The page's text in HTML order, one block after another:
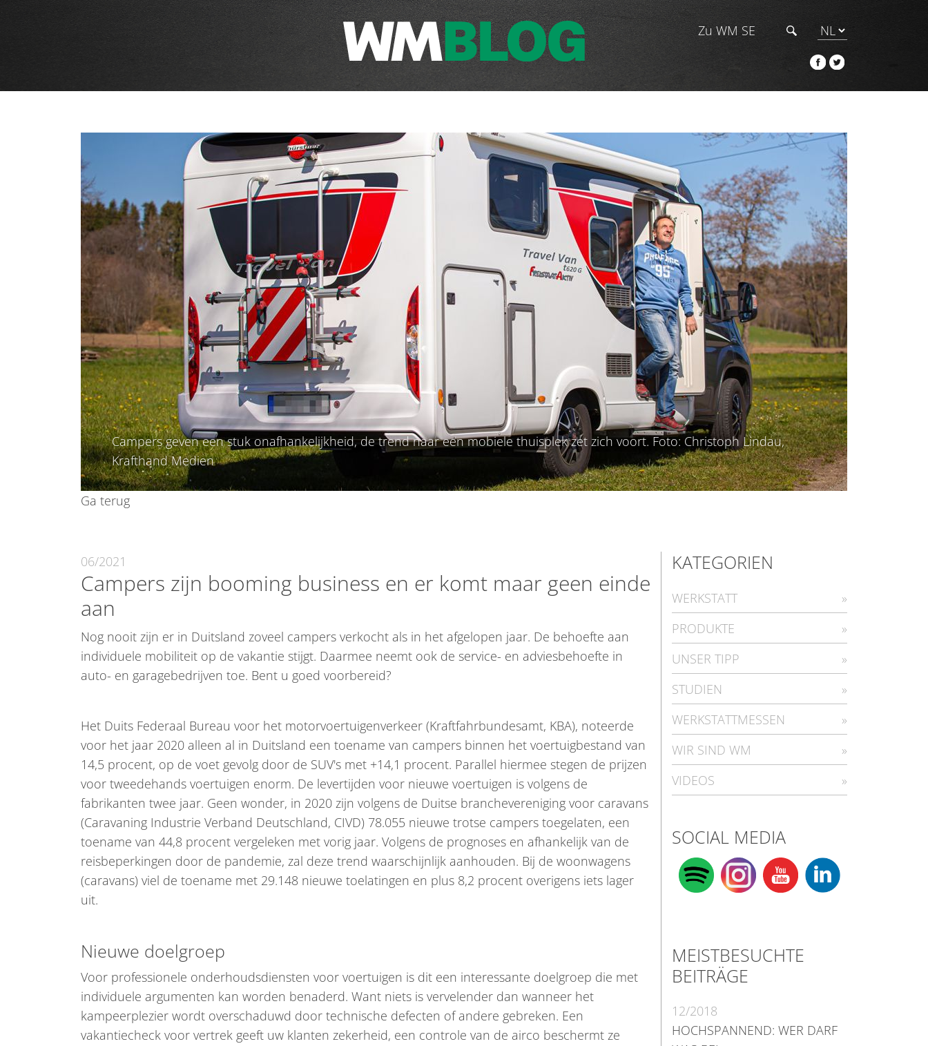
Zu WM SE
Campers geven een stuk onafhankelijkheid, de trend naar een mobiele thuisplek zet zich voort. Foto: Christoph Lindau,
Krafthand Medien
Ga terug
06/2021
Campers zijn booming business en er komt maar geen einde
aan
Nog nooit zijn er in Duitsland zoveel campers verkocht als in het afgelopen jaar. De behoefte aan
individuele mobiliteit op de vakantie stijgt. Daarmee neemt ook de service- en adviesbehoefte in
auto- en garagebedrijven toe. Bent u goed voorbereid?
Het Duits Federaal Bureau voor het motorvoertuigenverkeer (Kraftfahrbundesamt, KBA), noteerde
voor het jaar 2020 alleen al in Duitsland een toename van campers binnen het voertuigbestand van
14,5 procent, op de voet gevolg door de SUV's met +14,1 procent. Parallel hiermee stegen de prijzen
voor tweedehands voertuigen enorm. De levertijden voor nieuwe voertuigen is volgens de
fabrikanten twee jaar. Geen wonder, in 2020 zijn volgens de Duitse branchevereniging voor caravans
(Caravaning Industrie Verband Deutschland, CIVD) 78.055 nieuwe trotse campers toegelaten, een
toename van 44,8 procent vergeleken met vorig jaar. Volgens de prognoses en afhankelijk van de
reisbeperkingen door de pandemie, zal deze trend waarschijnlijk aanhouden. Bij de woonwagens
(caravans) viel de toename met 29.148 nieuwe toelatingen en plus 8,2 procent overigens iets lager
uit.
Nieuwe doelgroep
Voor professionele onderhoudsdiensten voor voertuigen is dit een interessante doelgroep die met
individuele argumenten kan worden benaderd. Want niets is vervelender dan wanneer het
kampeerplezier wordt overschaduwd door technische defecten of andere gebreken. Een
vakantiecheck voor vertrek geeft uw klanten zekerheid, een controle van de airco beschermt ze
KATEGORIEN
WERKSTATT
PRODUKTE
UNSER TIPP
STUDIEN
WERKSTATTMESSEN
WIR SIND WM
VIDEOS
SOCIAL MEDIA
MEISTBESUCHTE
BEITRÄGE
12/2018
HOCHSPANNEND: WER DARF